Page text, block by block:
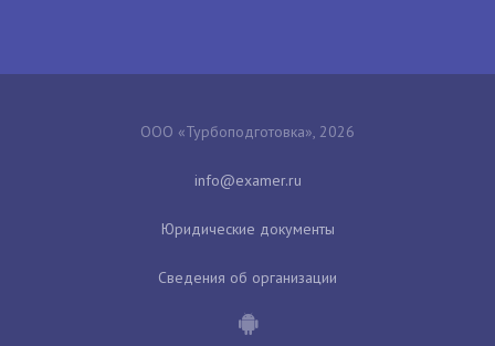
ООО «Турбоподготовка», 2026
Юридические документы
Сведения об организации